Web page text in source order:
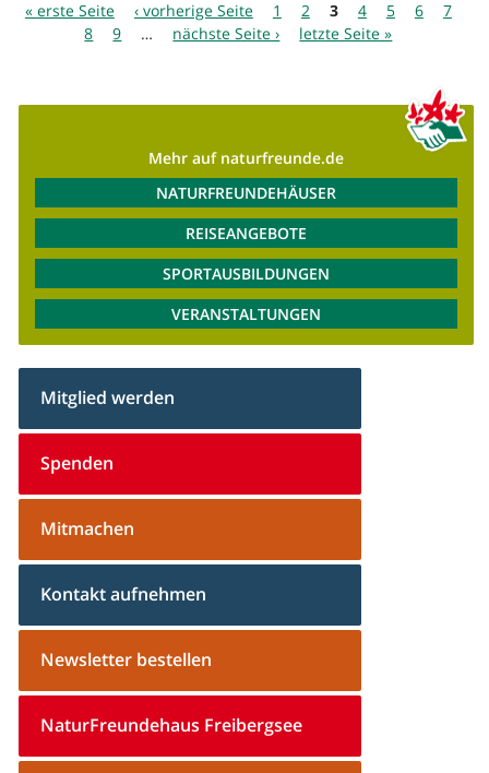
Seiten
« erste Seite ‹ vorherige Seite 1 2 3 4 5 6
7
8
9 … nächste Seite › letzte Seite »
Mehr auf naturfreunde.de
NATURFREUNDEHÄUSER
REISEANGEBOTE
SPORTAUSBILDUNGEN
VERANSTALTUNGEN
Mitglied werden
Spenden
Mitmachen
Kontakt aufnehmen
Newsletter bestellen
NaturFreundehaus Freibergsee